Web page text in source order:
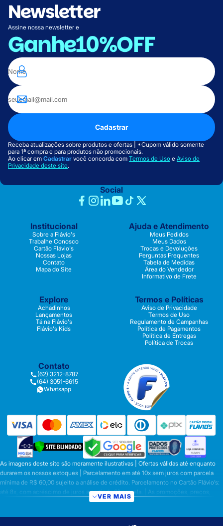
Newsletter
Assine nossa newsletter e
Ganhe10%OFF
Cadastrar
Receba atualizações sobre produtos e ofertas | *Cupom válido somente
para 1ª compra e para produtos não promocionais.
Ao clicar em Cadastrar você concorda com Termos de Uso e Aviso de
Privacidade deste site.
Social
Institucional
Sobre a Flávio's
Trabalhe Conosco
Cartão Flávio's
Nossas Lojas
Contato
Mapa do Site
Ajuda e Atendimento
Meus Pedidos
Meus Dados
Trocas e Devoluções
Perguntas Frequentes
Tabela de Medidas
Área do Vendedor
Informativo de Frete
Explore
Achadinhos
Lançamentos
Tá na Flávio's
Flávio's Kids
Termos e Políticas
Aviso de Privacidade
Termos de Uso
Regulamento de Campanhas
Política de Pagamentos
Política de Entregas
Política de Trocas
Contato
(62) 3212-8787
(64) 3051-6615
Whatsapp
As imagens deste site são meramente ilustrativas | Ofertas válidas até enquanto
durarem os nossos estoques | Parcelamento em até 10x sem juros com parcela
mínima de R$ 60,00 sujeito a análise de crédito. Parcelamento no Cartão Flávio’s:
até 8x, com acréscimo de juros a partir da 6ª parcela. | As promoções, preços,
parcelamentos e condições de pagamento são válidas apenas para compras
VER MAIS